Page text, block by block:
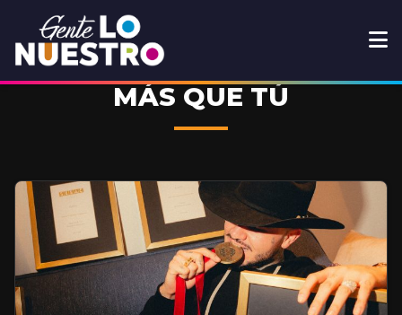
MÁS QUE TÚ